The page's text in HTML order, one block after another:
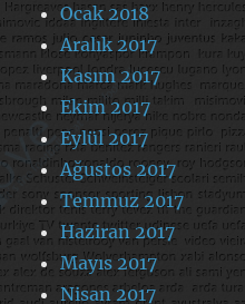
Ocak 2018
Aralık 2017
Kasım 2017
Ekim 2017
Eylül 2017
Ağustos 2017
Temmuz 2017
Haziran 2017
Mayıs 2017
Nisan 2017